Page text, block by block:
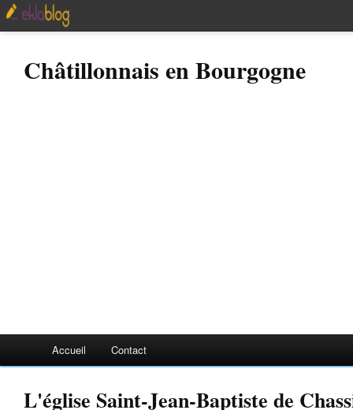
Châtillonnais en Bourgogne
Accueil Contact
L'église Saint-Jean-Baptiste de